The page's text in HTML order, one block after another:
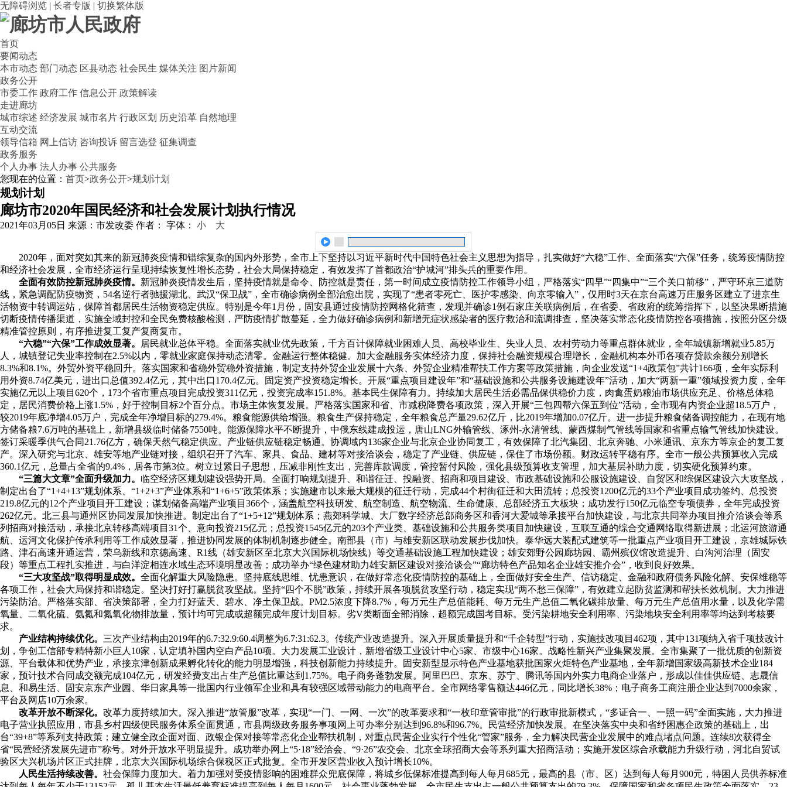
无障碍浏览 | 长者专版 | 切换繁体版
首页
要闻动态
本市动态 部门动态 区县动态 社会民生 媒体关注 图片新闻
政务公开
市委工作 政府工作 信息公开 政策解读
走进廊坊
城市综述 经济发展 城市名片 行政区划 历史沿革 自然地理
互动交流
领导信箱 网上信访 咨询投诉 留言选登 征集调查
政务服务
个人办事 法人办事 公共服务
您现在的位置： 首页>政务公开>规划计划
规划计划
廊坊市2020年国民经济和社会发展计划执行情况
2021年03月05日 来源：市发改委 作者： 字体： 小 大
2020年，面对突如其来的新冠肺炎疫情和错综复杂的国内外形势，全市上下坚持以习近平新时代中国特色社会主义思想为指导，扎实做好“六稳”工作、全面落实“六保”任务，统筹疫情防控
和经济社会发展，全市经济运行呈现持续恢复性增长态势，社会大局保持稳定，有效发挥了首都政治“护城河”排头兵的重要作用。
全面有效防控新冠肺炎疫情。 新冠肺炎疫情发生后，坚持疫情就是命令、防控就是责任，第一时间成立疫情防控工作领导小组，严格落实“四早”“四集中”“三个关口前移”，严守环京三道防
线，紧急调配防疫物资，54名逆行者驰援湖北、武汉“保卫战”，全市确诊病例全部治愈出院，实现了“患者零死亡、医护零感染、向京零输入”，仅用时3天在京台高速万庄服务区建立了进京生
活物资中转调运站，保障首都居民生活物资稳定供应。特别是今年1月份，固安县通过疫情防控网格化筛查，发现并确诊1例石家庄关联病例后，在省委、省政府的统筹指挥下，以坚决果断措施
切断疫情传播渠道，实施全域封控和全民免费核酸检测，严防疫情扩散蔓延，全力做好确诊病例和新增无症状感染者的医疗救治和流调排查，坚决落实常态化疫情防控各项措施，按照分区分级
精准管控原则，有序推进复工复产复商复市。
“六稳”“六保”工作成效显著。
居民就业总体平稳。全面落实就业优先政策，千方百计保障就业困难人员、高校毕业生、失业人员、农村劳动力等重点群体就业，全年城镇新增就业5.85万
人，城镇登记失业率控制在2.5%以内，零就业家庭保持动态清零。金融运行整体稳健。加大金融服务实体经济力度，保持社会融资规模合理增长，金融机构本外币各项存贷款余额分别增长
8.3%和8.1%。外贸外资平稳回升。落实国家和省稳外贸稳外资措施，制定支持外贸企业发展十六条、外贸企业精准帮扶工作方案等政策措施，向企业发送“1+4政策包”共计166项，全年实际利
用外资8.74亿美元，进出口总值392.4亿元，其中出口170.4亿元。固定资产投资稳定增长。开展“重点项目建设年”和“基础设施和公共服务设施建设年”活动，加大“两新一重”领域投资力度，全年
实施亿元以上项目620个，173个省市重点项目完成投资311亿元，投资完成率151.8%。基本民生保障有力。持续加大居民生活必需品保供稳价力度，肉禽蛋奶粮油市场供应充足、价格总体稳
定，居民消费价格上涨1.5%，好于控制目标2个百分点。市场主体恢复发展。严格落实国家和省、市减税降费各项政策，深入开展“三包四帮六保五到位”活动，全市现有内资企业超18.5万户，
较2019年底净增4.05万户，完成全年净增目标的279.4%。粮食能源供给增强。粮食生产保持稳定，全年粮食总产量29.62亿斤，比2019年增加0.07亿斤。进一步提升粮食储备调控能力，在现有地
方储备粮7.6万吨的基础上，新增县级临时储备7550吨。能源保障水平不断提升，中俄东线建成投运，唐山LNG外输管线、涿州-永清管线、蒙西煤制气管线等国家和省重点输气管线加快建设。
签订采暖季供气合同21.76亿方，确保天然气稳定供应。产业链供应链稳定畅通。协调域内136家企业与北京企业协同复工，有效保障了北汽集团、北京奔驰、小米通讯、京东方等京企的复工复
产。深入研究与北京、雄安等地产业链对接，组织召开了汽车、家具、食品、建材等对接洽谈会，稳定了产业链、供应链，保住了市场份额。财政运转平稳有序。全市一般公共预算收入完成
360.1亿元，总量占全省的9.4%，居各市第3位。树立过紧日子思想，压减非刚性支出，完善库款调度，管控暂付风险，强化县级预算收支管理，加大基层补助力度，切实硬化预算约束。
“三篇大文章”全面升级加力。 临空经济区规划建设强势开局。全面打响规划提升、和谐征迁、投融资、招商和项目建设、市政基础设施和公服设施建设、自贸区和综保区建设六大攻坚战，
制定出台了“1+4+13”规划体系、“1+2+3”产业体系和“1+6+5”政策体系；实施建市以来最大规模的征迁行动，完成44个村街征迁和大田流转；总投资1200亿元的33个产业项目成功签约、总投资
219.8亿元的12个产业项目开工建设；谋划储备高端产业项目366个，涵盖航空科技研发、航空制造、航空物流、生命健康、总部经济五大板块；成功发行150亿元临空专项债券，全年完成投资
262亿元。北三县与通州区协同发展加快推进。制定出台了“1+5+12”规划体系；燕郊科学城、大厂数字经济总部商务区和香河大爱城等承接平台加快建设，与北京共同举办项目推介洽谈会等系
列招商对接活动，承接北京转移高端项目31个、意向投资215亿元；总投资1545亿元的203个产业类、基础设施和公共服务类项目加快建设，互联互通的综合交通网络取得新进展；北运河旅游通
航、运河文化保护传承利用等工作成效显著，推进协同发展的体制机制逐步健全。南部县（市）与雄安新区联动发展步伐加快。泰华远大装配式建筑等一批重点产业项目开工建设，京雄城际铁
路、津石高速开通运营，荣乌新线和京德高速、R1线（雄安新区至北京大兴国际机场快线）等交通基础设施工程加快建设；雄安郊野公园廊坊园、霸州殡仪馆改造提升、白沟河治理（固安
段）等重点工程扎实推进，与白洋淀相连水域生态环境明显改善；成功举办“绿色建材助力雄安新区建设对接洽谈会”“廊坊特色产品知名企业雄安推介会”，收到良好效果。
“三大攻坚战”取得明显成效。 全面化解重大风险隐患。坚持底线思维、忧患意识，在做好常态化疫情防控的基础上，全面做好安全生产、信访稳定、金融和政府债务风险化解、安保维稳等
各项工作，社会大局保持和谐稳定。坚决打好打赢脱贫攻坚战。坚持“四个不脱”政策，持续开展各项脱贫攻坚行动，稳定实现“两不愁三保障”，有效建立起防贫监测和帮扶长效机制。大力推进
污染防治。严格落实部、省决策部署，全力打好蓝天、碧水、净土保卫战。PM2.5浓度下降8.7%，每万元生产总值能耗、每万元生产总值二氧化碳排放量、每万元生产总值用水量，以及化学需
氧量、二氧化硫、氨氮和氮氧化物排放量，预计均可完成或超额完成年度计划目标。劣V类断面全部消除，超额完成国考目标。受污染耕地安全利用率、污染地块安全利用率等均达到考核要
求。
产业结构持续优化。 三次产业结构由2019年的6.7:32.9:60.4调整为6.7:31:62.3。传统产业改造提升。深入开展质量提升和“千企转型”行动，实施技改项目462项，其中131项纳入省千项技改计
划，争创工信部专精特新小巨人10家，认定填补国内空白产品10项。大力发展工业设计，新增省级工业设计中心5家、市级中心16家。战略性新兴产业集聚发展。全市集聚了一批优质的创新资
源、平台载体和优势产业，承接京津创新成果孵化转化的能力明显增强，科技创新能力持续提升。固安新型显示特色产业基地获批国家火炬特色产业基地，全年新增国家级高新技术企业184
家，预计技术合同成交额完成104亿元，研发经费支出占生产总值比重达到1.75%。电子商务蓬勃发展。阿里巴巴、京东、苏宁、腾讯等国内外实力电商企业落户，形成以佳佳供应链、志晟信
息、和易生活、固安京东产业园、华日家具等一批国内行业领军企业和具有较强区域带动能力的电商平台。全市网络零售额达446亿元，同比增长38%；电子商务工商注册企业达到7000余家，
平台及网店10万余家。
改革开放不断深化。 改革力度持续加大。深入推进“放管服”改革，实现“一门、一网、一次”的改革要求和“一枚印章管审批”的行政审批新模式，“多证合一、一照一码”全面实施，大力推进
电子营业执照应用，市县乡村四级便民服务体系全面贯通，市县两级政务服务事项网上可办率分别达到96.8%和96.7%。民营经济加快发展。在坚决落实中央和省纾困惠企政策的基础上，出
台“39+8”等系列支持政策；建立健全政企面对面、政银企保对接等常态化企业帮扶机制，对重点民营企业实行个性化“管家”服务，全力解决民营企业发展中的难点堵点问题。连续8次获得全
省“民营经济发展先进市”称号。对外开放水平明显提升。成功举办网上“5·18”经洽会、“9·26”农交会、北京全球招商大会等系列重大招商活动；实施开发区综合承载能力升级行动，河北自贸试
验区大兴机场片区正式挂牌，北京大兴国际机场综合保税区正式批复。全市开发区营业收入预计增长10%。
人民生活持续改善。 社会保障力度加大。着力加强对受疫情影响的困难群众兜底保障，将城乡低保标准提高到每人每月685元，最高的县（市、区）达到每人每月900元，特困人员供养标准